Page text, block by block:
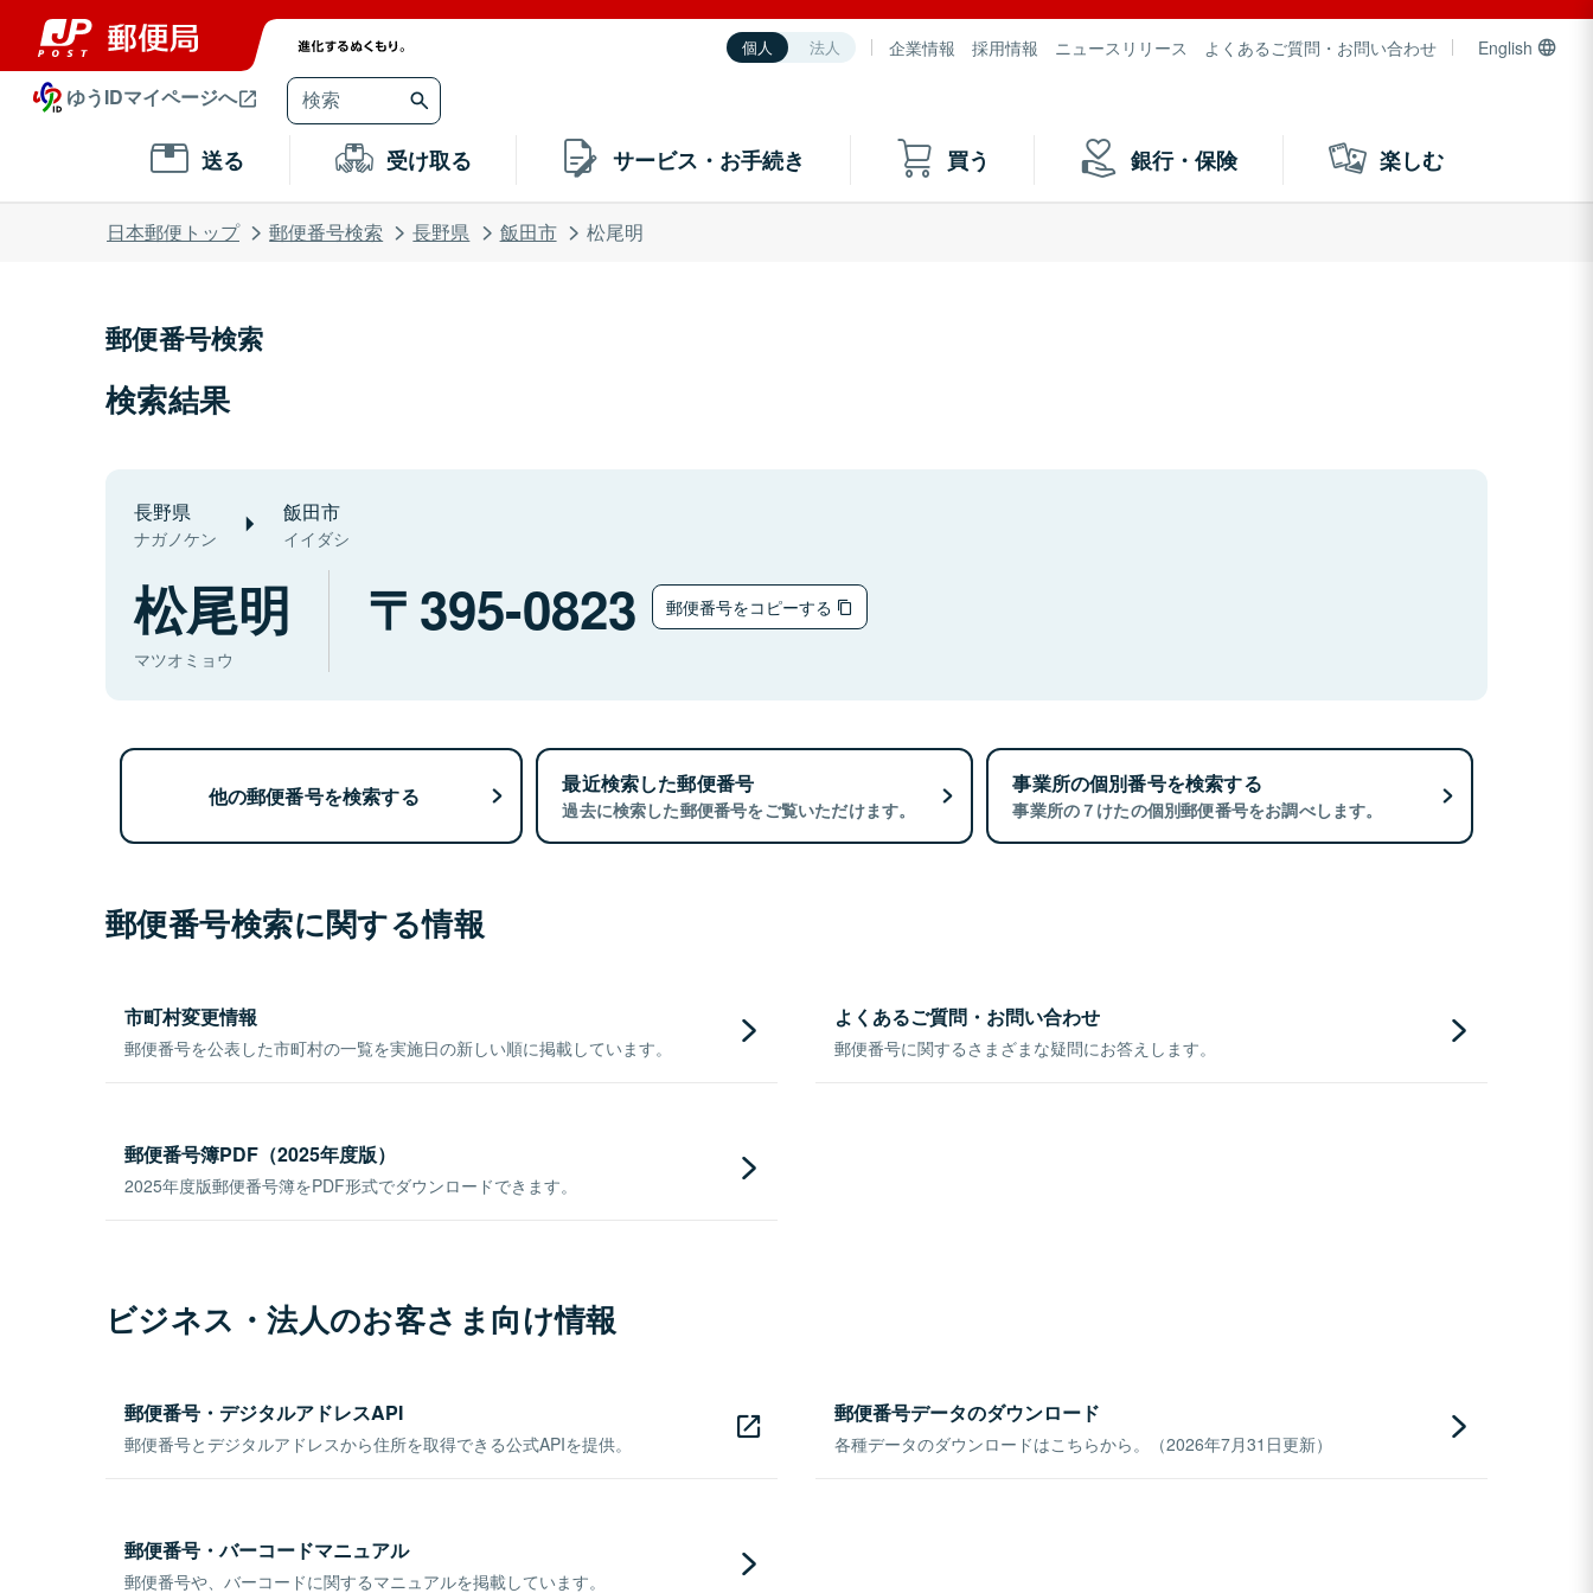
個人 法人 企業情報 採用情報 ニュースリリース よくあるご質問・お問い合わせ English
ゆうIDマイページへ
送る 受け取る サービス・お手続き 買う 銀行・保険 楽しむ
日本郵便トップ 郵便番号検索 長野県 飯田市 松尾明
郵便番号検索
検索結果
長野県
ナガノケン
飯田市
イイダシ
松尾明
マツオミョウ
395-0823 郵便番号をコピーする
他の郵便番号を検索する 最近検索した郵便番号
過去に検索した郵便番号をご覧いただけます。
事業所の個別番号を検索する
事業所の７けたの個別郵便番号をお調べします。
郵便番号検索に関する情報
市町村変更情報
郵便番号を公表した市町村の一覧を実施日の新しい順に掲載しています。
よくあるご質問・お問い合わせ
郵便番号に関するさまざまな疑問にお答えします。
郵便番号簿PDF（2025年度版）
2025年度版郵便番号簿をPDF形式でダウンロードできます。
ビジネス・法人のお客さま向け情報
郵便番号・デジタルアドレスAPI
郵便番号とデジタルアドレスから住所を取得できる公式APIを提供。
郵便番号データのダウンロード
各種データのダウンロードはこちらから。（2026年7月31日更新）
郵便番号・バーコードマニュアル
郵便番号や、バーコードに関するマニュアルを掲載しています。